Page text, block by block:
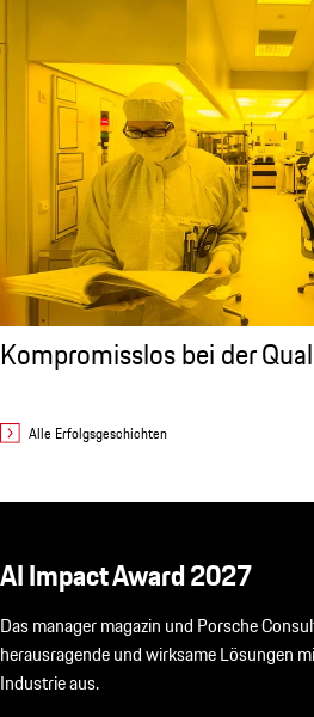
Kompromisslos bei der
Alle Erfolgsgeschichten
AI Impact Award​ 2027
Das manager magazin und Porsche
herausragende und wirksame Lösungen
Industrie aus.